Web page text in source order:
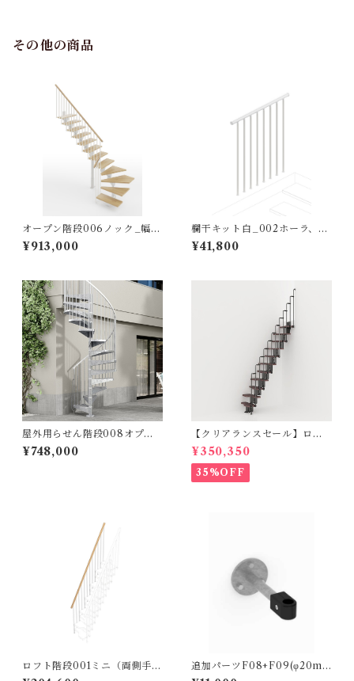
その他の商品
オープン階段006ノック_幅6
5㎝ 標準キット（※納期3～8
カ月）
¥913,000
欄干キット白_002ホーラ、0
03メタル、S001スモール用
¥41,800
屋外用らせん階段008オプテ
ィマジンク_φ120cm（標準キ
ット/13段上がり273～303ｃ
¥748,000
【クリアランスセール】ロフ
ト階段 KARINAカリーナ（標
準キット）
¥350,350
35%OFF
ロフト階段001ミニ（両側手す
り）ホワイトナチュラル※オ
追加パーツF08+F09(φ20m
m)セット